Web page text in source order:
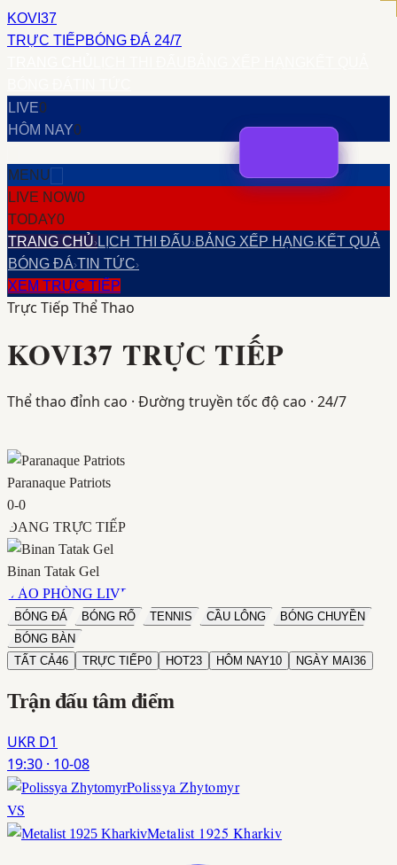
KOVI37
TRỰC TIẾPBÓNG ĐÁ 24/7
LIVE0
HÔM NAY0
MENU
LIVE NOW0
TODAY0
TRANG CHỦ› LỊCH THI ĐẤU›BẢNG XẾP HẠNG›KẾT QUẢ
BÓNG ĐÁ›TIN TỨC›
XEM TRỰC TIẾP
Trực Tiếp Thể Thao
KOVI37 TRỰC TIẾP
Thể thao đỉnh cao · Đường truyền tốc độ cao · 24/7
Paranaque Patriots
0-0
ĐANG TRỰC TIẾP
Binan Tatak Gel
VÀO PHÒNG LIVE
BÓNG ĐÁ BÓNG RỔ TENNIS CẦU LÔNG
BÓNG CHUYỀN
BÓNG BÀN
TẤT CẢ46 TRỰC TIẾP0 HOT23 HÔM NAY10 NGÀY MAI 36
Trận đấu tâm điểm
UKR D1
19:30 · 10-08
Polissya Zhytomyr
VS
Metalist 1925 Kharkiv